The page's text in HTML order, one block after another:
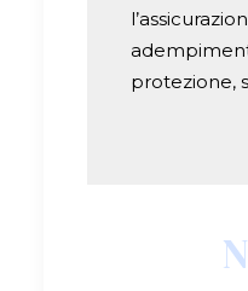
protezione,